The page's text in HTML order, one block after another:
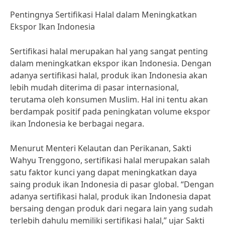
Pentingnya Sertifikasi Halal dalam Meningkatkan
Ekspor Ikan Indonesia
Sertifikasi halal merupakan hal yang sangat penting
dalam meningkatkan ekspor ikan Indonesia. Dengan
adanya sertifikasi halal, produk ikan Indonesia akan
lebih mudah diterima di pasar internasional,
terutama oleh konsumen Muslim. Hal ini tentu akan
berdampak positif pada peningkatan volume ekspor
ikan Indonesia ke berbagai negara.
Menurut Menteri Kelautan dan Perikanan, Sakti
Wahyu Trenggono, sertifikasi halal merupakan salah
satu faktor kunci yang dapat meningkatkan daya
saing produk ikan Indonesia di pasar global. “Dengan
adanya sertifikasi halal, produk ikan Indonesia dapat
bersaing dengan produk dari negara lain yang sudah
terlebih dahulu memiliki sertifikasi halal,” ujar Sakti